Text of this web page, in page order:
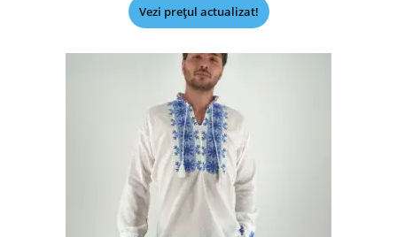
Vezi prețul actualizat!